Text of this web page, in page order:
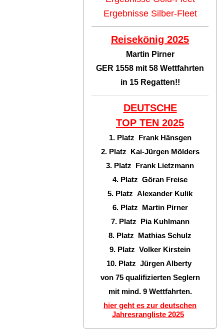
Ergebnisse Silber-Fleet
Reisekönig 2025
Martin Pirner
GER 1558 mit 58 Wettfahrten
in 15 Regatten!!
DEUTSCHE
TOP TEN 2025
1. Platz Frank Hänsgen
2. Platz Kai-Jürgen Mölders
3. Platz Frank Lietzmann
4. Platz Göran Freise
5. Platz Alexander Kulik
6. Platz Martin Pirner
7. Platz Pia Kuhlmann
8. Platz Mathias Schulz
9. Platz Volker Kirstein
10. Platz Jürgen Alberty
von 75 qualifizierten Seglern
mit mind. 9 Wettfahrten.
hier geht es zur deutschen
Jahresrangliste 2025